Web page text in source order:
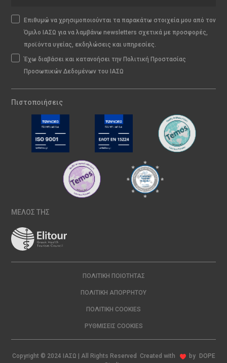
Επιθυμώ να χρησιμοποιούνται τα παρακάτω στοιχεία μου από τον
Όμιλο ΙΑΣΩ για να λαμβάνω newsletters σχετικά με προσφορές,
προϊόντα υγείας, εκδηλώσεις και υπηρεσίες.
Έχω διαβάσει και κατανοήσει την Πολιτική Προστασίας
Προσωπικών Δεδομένων του ΙΑΣΩ
Πιστοποιήσεις
ΜΕΛΟΣ ΤΗΣ
ΠΟΛΙΤΙΚΉ ΠΟΙΌΤΗΤΑΣ
ΠΟΛΙΤΙΚΉ ΑΠΟΡΡΉΤΟΥ
ΠΟΛΙΤΙΚΉ COOKIES
ΡΥΘΜΊΣΕΙΣ COOKIES
Copyright © 2024 ΙΑΣΩ | All Rights Reserved Created with by
DOPE